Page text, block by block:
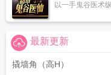
以一手鬼谷医术
最新更新
撬墙角（高H）